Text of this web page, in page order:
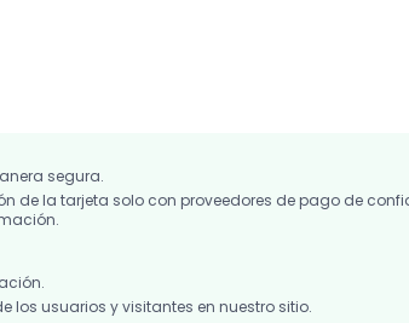
segura.
de la tarjeta solo con proveedores de pago de
los usuarios y visitantes en nuestro sitio.